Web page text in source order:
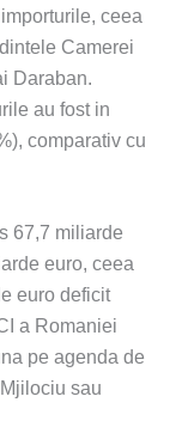
ceea
Camerei
Daraban.
au fost in
comparativ cu
67,7 miliarde
euro, ceea
euro deficit
a Romaniei
pe agenda de
sau